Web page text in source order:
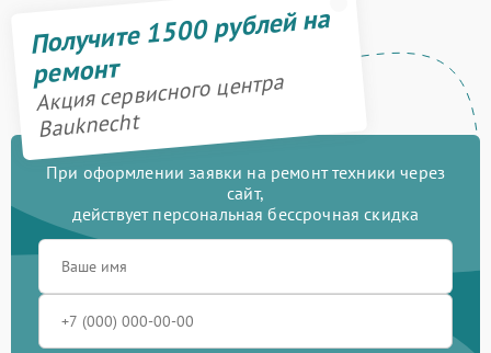
Получите 1500 рублей на
ремонт
Акция сервисного центра
Bauknecht
При оформлении заявки на ремонт техники через
сайт,
действует персональная бессрочная скидка